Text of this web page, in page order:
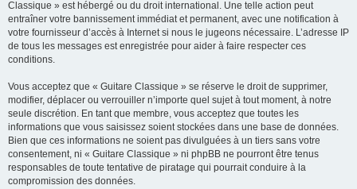
Classique » est hébergé ou du droit international. Une telle action peut
entraîner votre bannissement immédiat et permanent, avec une notification à
votre fournisseur d’accès à Internet si nous le jugeons nécessaire. L’adresse IP
de tous les messages est enregistrée pour aider à faire respecter ces
conditions.
Vous acceptez que « Guitare Classique » se réserve le droit de supprimer,
modifier, déplacer ou verrouiller n’importe quel sujet à tout moment, à notre
seule discrétion. En tant que membre, vous acceptez que toutes les
informations que vous saisissez soient stockées dans une base de données.
Bien que ces informations ne soient pas divulguées à un tiers sans votre
consentement, ni « Guitare Classique » ni phpBB ne pourront être tenus
responsables de toute tentative de piratage qui pourrait conduire à la
compromission des données.